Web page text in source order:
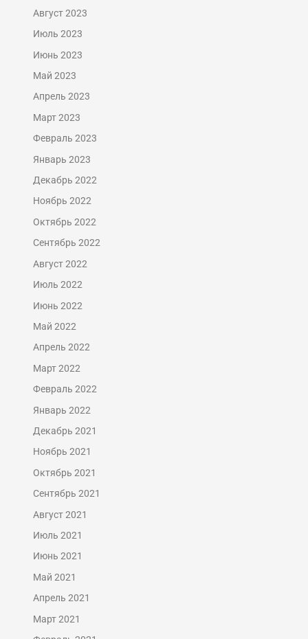
Август 2023
Июль 2023
Июнь 2023
Май 2023
Апрель 2023
Март 2023
Февраль 2023
Январь 2023
Декабрь 2022
Ноябрь 2022
Октябрь 2022
Сентябрь 2022
Август 2022
Июль 2022
Июнь 2022
Май 2022
Апрель 2022
Март 2022
Февраль 2022
Январь 2022
Декабрь 2021
Ноябрь 2021
Октябрь 2021
Сентябрь 2021
Август 2021
Июль 2021
Июнь 2021
Май 2021
Апрель 2021
Март 2021